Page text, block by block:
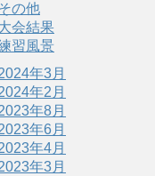
の他
会結果
習風景
年3月
年2月
年8月
年6月
年4月
年3月